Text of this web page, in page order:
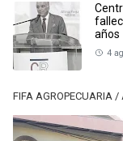
años
4
FIFA AGROPECUARIA /